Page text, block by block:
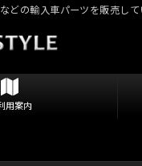
どの輸入車パーツを販売し
用案内